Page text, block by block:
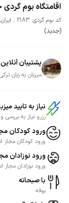
اقامتگاه بوم گردی
کد بوم گردی: 2183 ایران,
(جدید)
پشتیبان
میزبان به زبان
نیاز به تایید
رزرو نیاز به بررسی
ورود کودکان
ورود کودکان مجاز
ورود نوزادان
ورود نوزادان مجاز
با صبحانه
بوفه